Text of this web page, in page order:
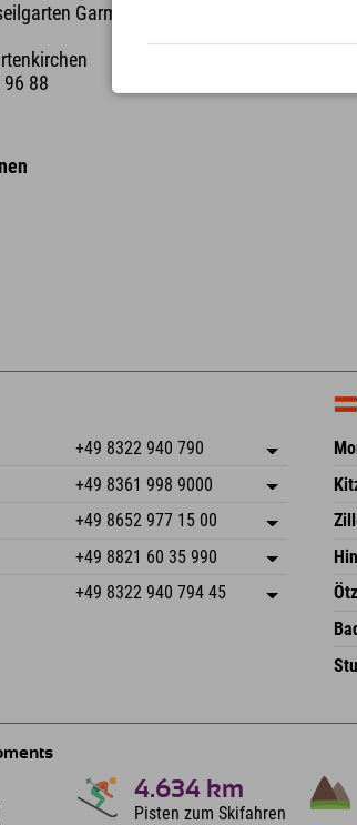
Garmisch-Partenkirchen
88
+49 8322 940 790
Adresse speichern
Buchen
+49 8361 998 9000
Adresse speichern
Buchen
+49 8652 977 15 00
Adresse speichern
Buchen
+49 8821 60 35 990
Adresse speichern
+49 8322 940 794 45
4.634 km
Pisten zum Skifahren